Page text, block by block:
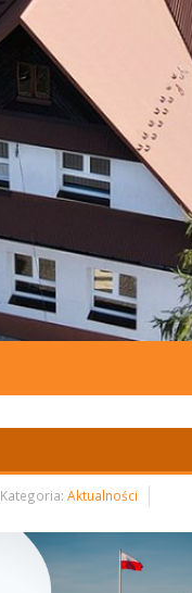
Kategoria: Aktualności